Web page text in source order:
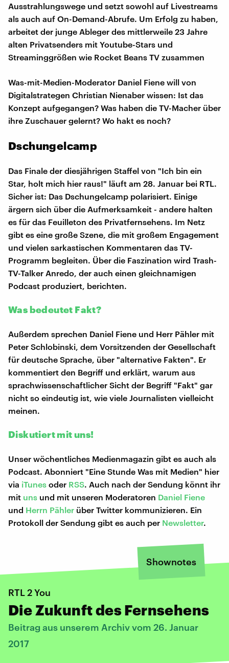
Ausstrahlungswege und setzt sowohl auf Livestreams
als auch auf On-Demand-Abrufe. Um Erfolg zu haben,
arbeitet der junge Ableger des mittlerweile 23 Jahre
alten Privatsenders mit Youtube-Stars und
Streaminggrößen wie Rocket Beans TV zusammen
Was-mit-Medien-Moderator Daniel Fiene will von
Digitalstrategen Christian Nienaber wissen: Ist das
Konzept aufgegangen? Was haben die TV-Macher über
ihre Zuschauer gelernt? Wo hakt es noch?
Dschungelcamp
Das Finale der diesjährigen Staffel von "Ich bin ein
Star, holt mich hier raus!" läuft am 28. Januar bei RTL.
Sicher ist: Das Dschungelcamp polarisiert. Einige
ärgern sich über die Aufmerksamkeit - andere halten
es für das Feuilleton des Privatfernsehens. Im Netz
gibt es eine große Szene, die mit großem Engagement
und vielen sarkastischen Kommentaren das TV-
Programm begleiten. Über die Faszination wird Trash-
TV-Talker Anredo, der auch einen gleichnamigen
Podcast produziert, berichten.
Was bedeutet Fakt?
Außerdem sprechen Daniel Fiene und Herr Pähler mit
Peter Schlobinski, dem Vorsitzenden der Gesellschaft
für deutsche Sprache, über "alternative Fakten". Er
kommentiert den Begriff und erklärt, warum aus
sprachwissenschaftlicher Sicht der Begriff "Fakt" gar
nicht so eindeutig ist, wie viele Journalisten vielleicht
meinen.
Diskutiert mit uns!
Unser wöchentliches Medienmagazin gibt es auch als
Podcast. Abonniert "Eine Stunde Was mit Medien" hier
via iTunes oder RSS. Auch nach der Sendung könnt ihr
mit uns und mit unseren Moderatoren Daniel Fiene
und Herrn Pähler über Twitter kommunizieren. Ein
Protokoll der Sendung gibt es auch per Newsletter.
Shownotes
RTL 2 You
Die Zukunft des Fernsehens
Beitrag aus unserem Archiv vom 26. Januar
2017